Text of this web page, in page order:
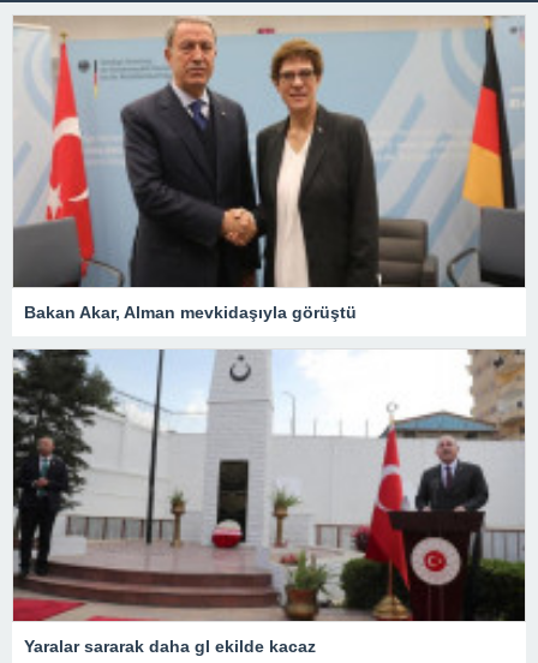
Bakan Akar, Alman mevkidaşıyla görüştü
Yaralar sararak daha gl ekilde kacaz